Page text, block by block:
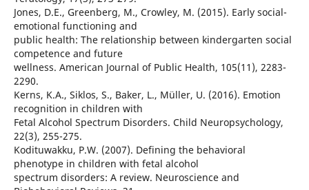
Jones, D.E., Greenberg, M., Crowley, M. (2015). Early social-
emotional functioning and
public health: The relationship between kindergarten social
competence and future
wellness. American Journal of Public Health, 105(11), 2283-
2290.
Kerns, K.A., Siklos, S., Baker, L., Müller, U. (2016). Emotion
recognition in children with
Fetal Alcohol Spectrum Disorders. Child Neuropsychology,
22(3), 255-275.
Kodituwakku, P.W. (2007). Defining the behavioral
phenotype in children with fetal alcohol
spectrum disorders: A review. Neuroscience and